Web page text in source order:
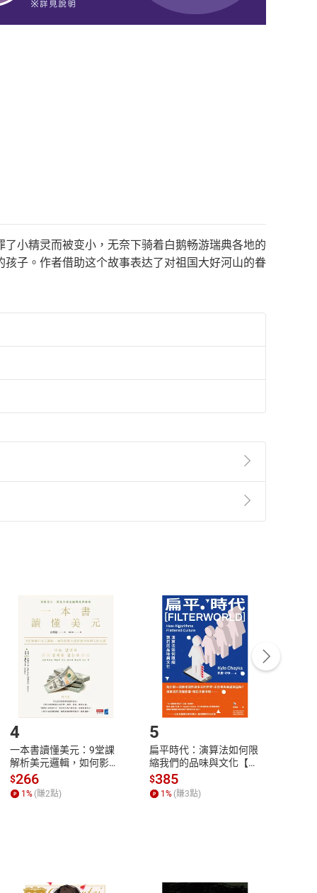
小精灵而被变小，无奈下骑着白鹅畅游瑞典各地的
子。作者借助这个故事表达了对祖国大好河山的眷
第2條第5款之規定，「非以有形媒介提供之數位
點選「瀏覽訂單明細」 「申請取消訂單/退
貨。
付款方式
Payment
完成訂單
Complete
號，下載書籍後看書
4
一本書讀懂美元：9堂課
解析美元邏輯，如何影響
全球經濟和每個人的投資
【電子書】
$266
1% (賺2點)
5
扁平時代：演算法如何限
縮我們的品味與文化【電
子書】
$385
1% (賺3點)